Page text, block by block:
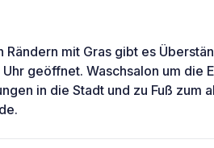
mit Gras gibt es
geöffnet. Waschsalon um die
in die Stadt und zu Fuß zum